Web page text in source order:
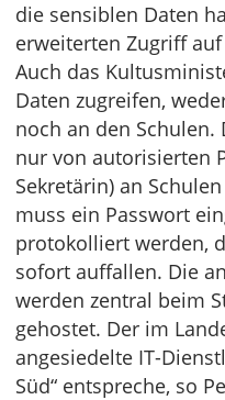
die sensiblen Daten
erweiterten Zugriff
Auch das
Daten zugreifen,
noch an den
nur von autorisierten
Sekretärin) an
muss ein Passwort
protokolliert werden,
sofort auffallen. Die
werden zentral beim
gehostet. Der im
angesiedelte IT-
Süd“ entspreche, so